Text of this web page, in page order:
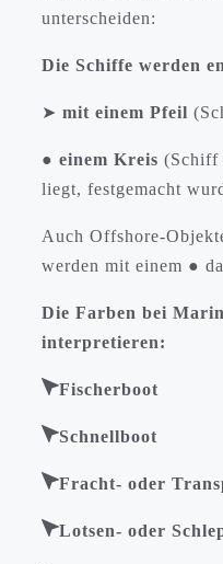
unterscheiden:
Die Schiffe werden
➤ mit einem Pfeil
● einem Kreis (Schiff
liegt, festgemacht
Auch Offshore-
werden mit einem ●
Die Farben bei
interpretieren:
Fischerboot
Schnellboot
Fracht- oder
Lotsen- oder